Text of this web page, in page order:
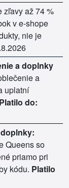
zľavy až 74 %
v e-shope
nie je
a doplnky
a
uplatní
Platilo do:
Queens so
priamo pri
kódu. Platilo